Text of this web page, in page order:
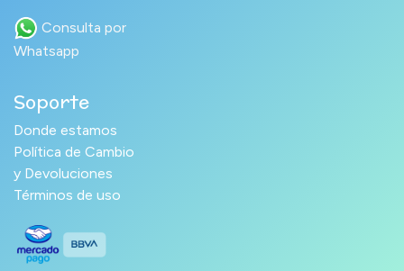
Consulta por
Whatsapp
Soporte
Donde estamos
Política de Cambio
y Devoluciones
Términos de uso